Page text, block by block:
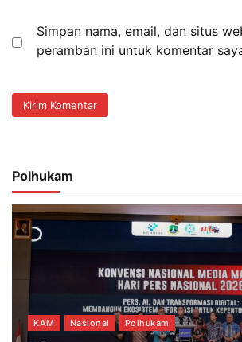
Simpan nama, email, dan situs
peramban ini untuk komentar
Polhukam
KAM Nasional Polhukam